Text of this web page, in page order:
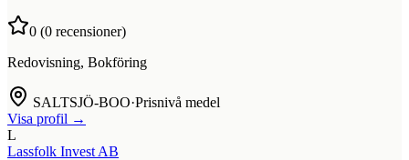
0 (0 recensioner)
Redovisning, Bokföring
SALTSJÖ-BOO·Prisnivå medel
Visa profil →
L
Lassfolk Invest AB